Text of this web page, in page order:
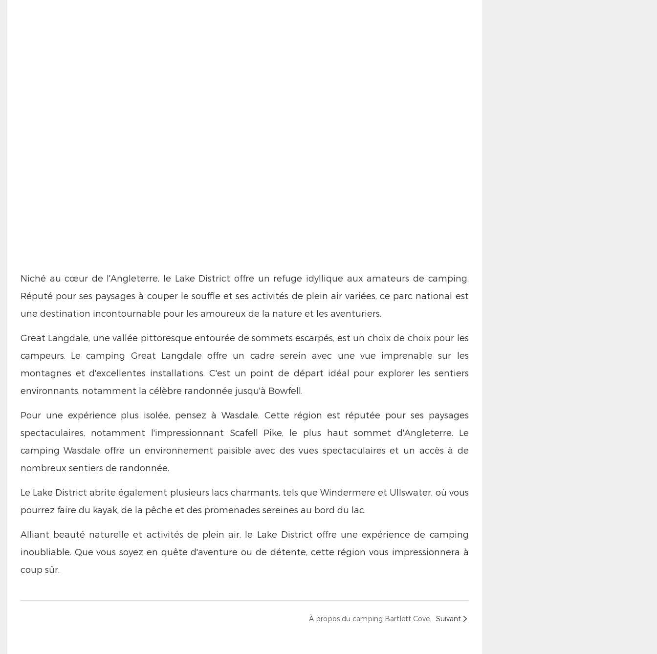
Niché au cœur de l'Angleterre, le Lake District offre un refuge idyllique aux amateurs de camping.
Réputé pour ses paysages à couper le souffle et ses activités de plein air variées, ce parc national est
une destination incontournable pour les amoureux de la nature et les aventuriers.
Great Langdale, une vallée pittoresque entourée de sommets escarpés, est un choix de choix pour les
campeurs. Le camping Great Langdale offre un cadre serein avec une vue imprenable sur les
montagnes et d'excellentes installations. C'est un point de départ idéal pour explorer les sentiers
environnants, notamment la célèbre randonnée jusqu'à Bowfell.
Pour une expérience plus isolée, pensez à Wasdale. Cette région est réputée pour ses paysages
spectaculaires, notamment l'impressionnant Scafell Pike, le plus haut sommet d'Angleterre. Le
camping Wasdale offre un environnement paisible avec des vues spectaculaires et un accès à de
nombreux sentiers de randonnée.
Le Lake District abrite également plusieurs lacs charmants, tels que Windermere et Ullswater, où vous
pourrez faire du kayak, de la pêche et des promenades sereines au bord du lac.
Alliant beauté naturelle et activités de plein air, le Lake District offre une expérience de camping
inoubliable. Que vous soyez en quête d'aventure ou de détente, cette région vous impressionnera à
coup sûr.
À propos du camping Bartlett Cove. Suivant